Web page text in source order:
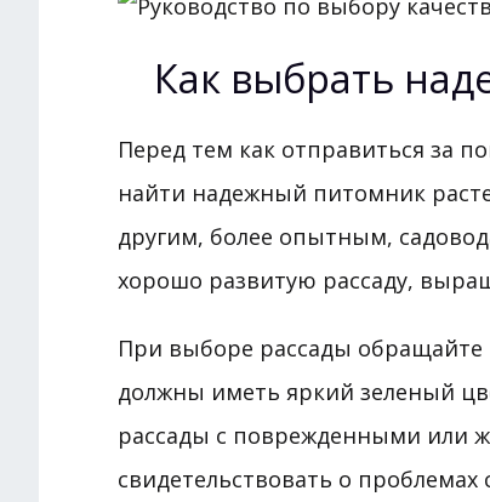
Как выбрать
Перед тем как отправиться за
найти надежный питомник
другим, более опытным,
хорошо развитую рассаду,
При выборе рассады
должны иметь яркий зеленый
рассады с поврежденными или
свидетельствовать о проблемах